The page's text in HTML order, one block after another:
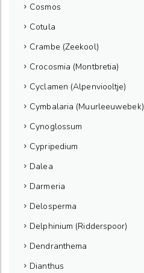
Cosmos
Cotula
Crambe (Zeekool)
Crocosmia (Montbretia)
Cyclamen (Alpenviooltje)
Cymbalaria (Muurleeuwebek)
Cynoglossum
Cypripedium
Dalea
Darmeria
Delosperma
Delphinium (Ridderspoor)
Dendranthema
Dianthus